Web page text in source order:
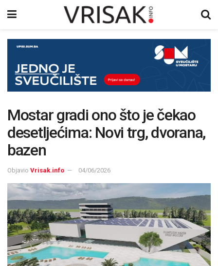
Mostar gradi ono što je čekao
desetljećima: Novi trg, dvorana,
bazen
Objavio Vrisak.info 04/06/2026